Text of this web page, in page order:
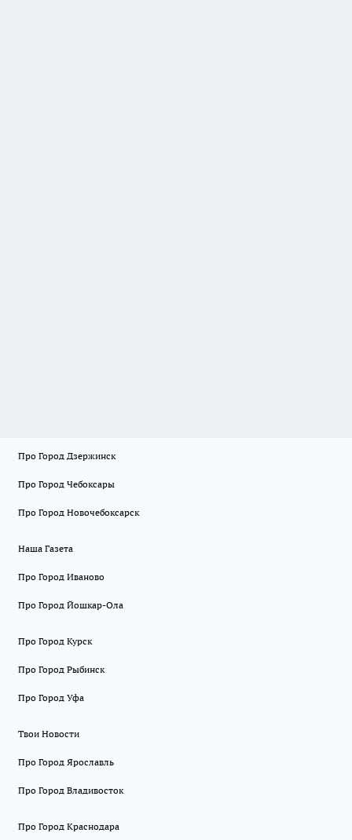
Про Город Дзержинск
Про Город Чебоксары
Про Город Новочебоксарск
Наша Газета
Про Город Иваново
Про Город Йошкар-Ола
Про Город Курск
Про Город Рыбинск
Про Город Уфа
Твои Новости
Про Город Ярославль
Про Город Владивосток
Про Город Краснодара